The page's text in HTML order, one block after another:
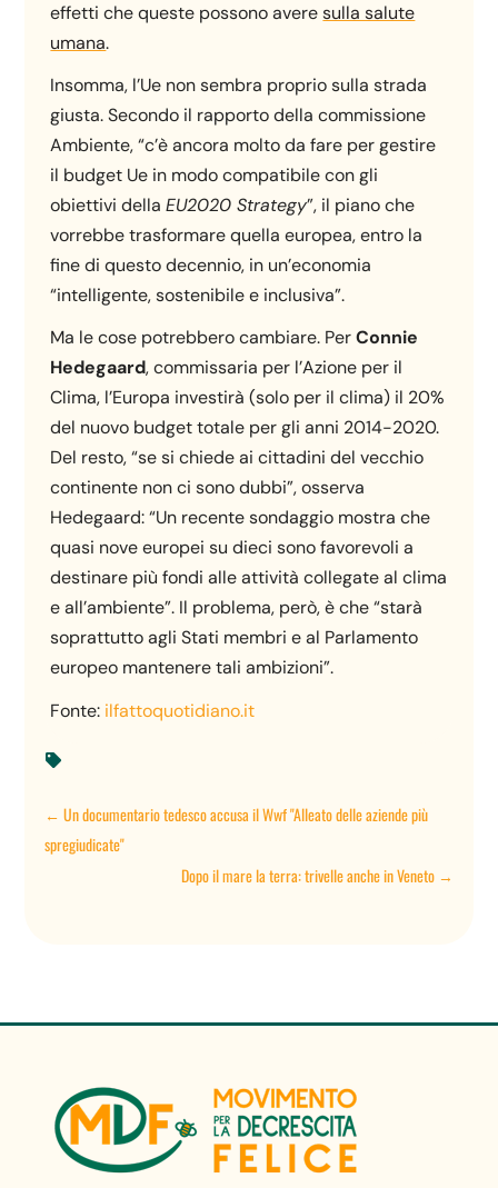
effetti che queste possono averesulla salute
umana.
Insomma, l’Ue non sembra proprio sulla strada
giusta. Secondo il rapporto della commissione
Ambiente, “c’è ancora molto da fare per gestire
il budget Ue in modo compatibile con gli
obiettivi dellaEU2020 Strategy”, il piano che
vorrebbe trasformare quella europea, entro la
fine di questo decennio, in un’economia
“intelligente, sostenibile e inclusiva”.
Ma le cose potrebbero cambiare. PerConnie
Hedegaard, commissaria per l’Azione per il
Clima, l’Europa investirà (solo per il clima) il 20%
del nuovo budget totale per gli anni 2014-2020.
Del resto, “se si chiede ai cittadini del vecchio
continente non ci sono dubbi”, osserva
Hedegaard: “Un recente sondaggio mostra che
quasi nove europei su dieci sono favorevoli a
destinare più fondi alle attività collegate al clima
e all’ambiente”. Il problema, però, è che “starà
soprattutto agli Stati membri e al Parlamento
europeo mantenere tali ambizioni”.
Fonte: ilfattoquotidiano.it

←Un documentario tedesco accusa il Wwf "Alleato delle aziende più
spregiudicate"
Dopo il mare la terra: trivelle anche in Veneto→